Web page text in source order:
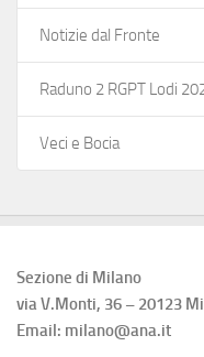
Notizie dal Fronte
Raduno 2 RGPT Lodi
Veci e Bocia
Sezione di Milano
via V.Monti, 36 – 20123
Email: milano@ana.it